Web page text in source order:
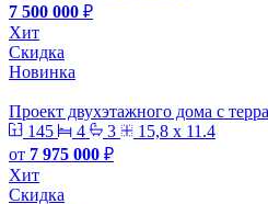
7 500 000 ₽
Хит
Скидка
Новинка
Проект двухэтажного дома с
145
4 3
15,8 х 11.4
от 7 975 000 ₽
Хит
Скидка